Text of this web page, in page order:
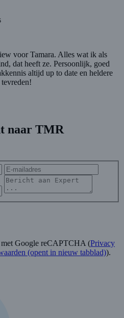
voor Tamara. Alles wat ik als
dat heeft ze. Persoonlijk, goed
altijd up to date en heldere
naar TMR
Google reCAPTCHA (Privacy
(opent in nieuw tabblad)).